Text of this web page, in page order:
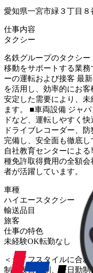
愛知県一宮市緑３丁目８
仕事内容
タクシー
名鉄グループのタクシ
移動をサポートする業
ーの運転および接客 最
を活用し、効率的にお
安定した需要により、
ます。 ■車両設備 ジャ
ドなど、運転しやすく
ドライブレコーダー、
完備し、安全面も徹底
自社教育センターによ
種免許取得費用の全額
者が活躍しています。
車種
ハイエース タクシー
輸送品目
旅客
仕事の特色
未経験OK転勤なし
＜ライフスタイルに合
制、夜日勤制、昼日勤